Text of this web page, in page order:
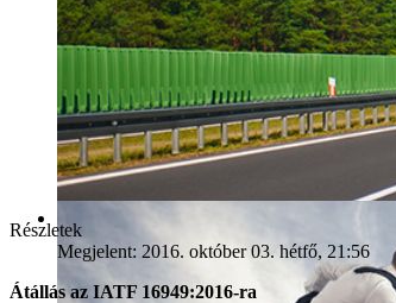
35 év tapasztalat
Részletek
Megjelent: 2016. október 03. hétfő, 21:56
Átállás az IATF 16949:2016-ra